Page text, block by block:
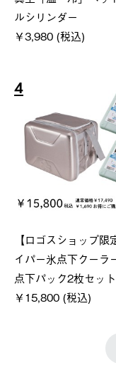
ルシリンダー
￥3,980 (税込)
4
【ロゴスショップ限
イパー氷点下クーラ
点下パック2枚セット
￥15,800 (税込)